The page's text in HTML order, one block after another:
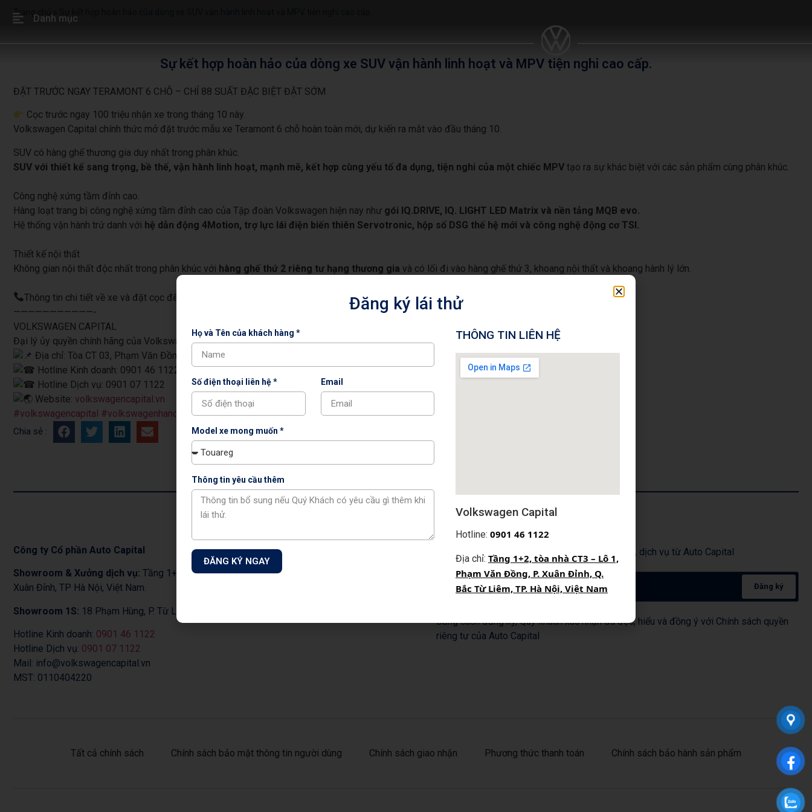
Danh mục
Trang chủ
Sự kết hợp hoàn hảo của dòng xe SUV vận hành linh hoạt và MPV tiện nghi cao cấp.
ĐẶT TRƯỚC NGAY TERAMONT 6 CHỖ – CHỈ 88 SUẤT ĐẶC BIỆT ĐẶT SỚM
Cọc trước ngay 100 triệu nhận xe trong tháng 10 này.
Volkswagen Capital chính thức mở đặt trước mẫu xe Teramont 6 chỗ hoàn toàn mới, dự kiến ra mắt vào đầu tháng 10.
SUV có hàng ghế thương gia duy nhất trong phân khúc.
SUV với thiết kế sang trọng, bề thế, vận hành linh hoạt, mạnh mẽ, kết hợp cùng yếu tố đa dụng, tiện nghi của một chiếc MPV tạo ra sự khác biệt với các sản phẩm cùng phân khúc.
Công nghệ xứng tầm đỉnh cao.
Hàng loạt trang bị công nghệ xứng tầm đỉnh cao của Tập đoàn Volkswagen hiện nay như gói IQ.DRIVE, IQ. LIGHT LED Matrix và nền tảng MQB evo.
Hệ thống vận hành trứ danh với hệ dẫn động 4Motion, trợ lực lái điện biến thiên Servotronic, hộp số DSG thế hệ mới và công nghệ động cơ TSI.
Thiết kế nội thất
Không gian nội thất độc nhất trong phân khúc với hàng ghế thứ 2 riêng tư hạng thương gia và có lối đi vào hàng ghế thứ 3, khoang nội thất và khoang hành lý lớn.
Thông tin chi tiết về xe và đặt cọc để nhận ưu đãi liên hệ ngay hotline: 0901 46 1122
———————————-
VOLKSWAGEN CAPITAL
Đại lý ủy quyền chính hãng của Volkswagen Việt Nam.
Địa chỉ: Tòa CT 03, Phạm Văn Đồng, P. Xuân Đỉnh, Q. Bắc Từ Liêm, TP. Hà Nội.
Hotline Kinh doanh: 0901 46 1122
Hotline Dịch vụ: 0901 07 1122
Website: volkswagencapital.vn
#volkswagencapital #volkswagenhanoi #volkwagen #volkswagenmienbac #xevolkswagen #capital
Chia sẻ :
Công ty Cổ phần Auto Capital
Showroom & Xưởng dịch vụ: Tầng 1+2 tòa nhà CT3 – Lô 1, Phạm Văn Đồng, Phường
Xuân Đỉnh, TP Hà Nội, Việt Nam.
Showroom 1S: 18 Phạm Hùng, P. Từ Liêm,Tp. Hà Nội
Hotline Kinh doanh: 0901 46 1122
Hotline Dịch vụ: 0901 07 1122
Mail: info@volkswagencapital.vn
MST: 0110404220
Đăng ký nhận thông tin chương trình khuyến mãi, dịch vụ từ Auto Capital
Đăng ký
Bằng cách đăng ký, Quý khách xác nhận đã đọc, hiểu và đồng ý với Chính sách quyền
riêng tư của Auto Capital
Tất cả chính sách Chính sách bảo mật thông tin người dùng Chính sách giao nhận Phương thức thanh toán Chính sách bảo hành sản phẩm
Đăng ký lái thử
Họ và Tên của khách hàng *
Số điện thoại liên hệ * Email
Model xe mong muốn *
Thông tin yêu cầu thêm
ĐĂNG KÝ NGAY
THÔNG TIN LIÊN HỆ
Volkswagen Capital
Hotline: 0901 46 1122
Địa chỉ: Tầng 1+2, tòa nhà CT3 – Lô 1,
Phạm Văn Đồng, P. Xuân Đỉnh, Q.
Bắc Từ Liêm, TP. Hà Nội, Việt Nam